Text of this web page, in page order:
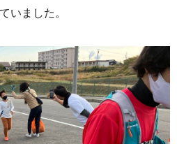
いました。